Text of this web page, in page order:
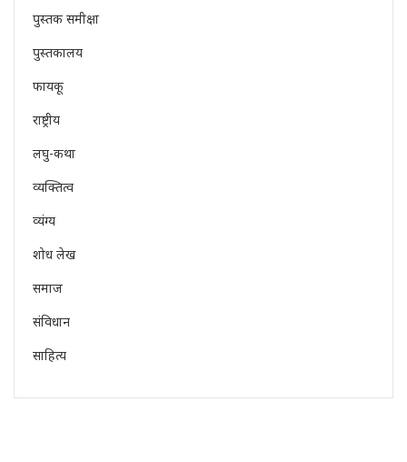
पुस्तक समीक्षा
पुस्तकालय
फायकू
राष्ट्रीय
लघु-कथा
व्यक्तित्व
व्यंग्य
शोध लेख
समाज
संविधान
साहित्य